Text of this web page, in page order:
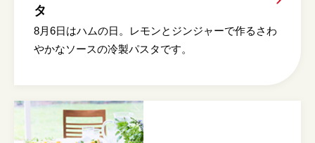
タ
8月6日はハムの日。レモンとジンジャーで作るさわ
やかなソースの冷製パスタです。